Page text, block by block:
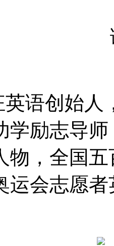
语创始人
学励志导
物，全国
运会志愿